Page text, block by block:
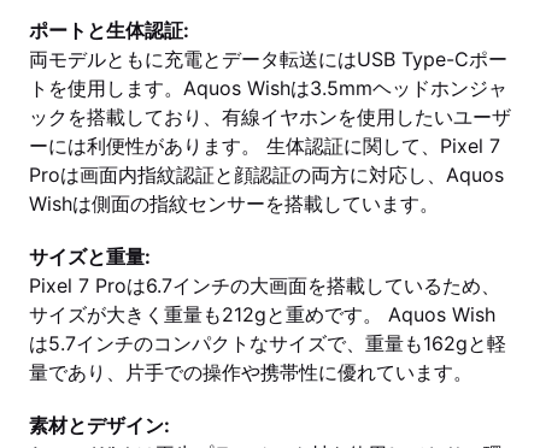
ポートと生体認証:
両モデルともに充電とデータ転送にはUSB Type-Cポー
トを使用します。Aquos Wishは3.5mmヘッドホンジャ
ックを搭載しており、有線イヤホンを使用したいユーザ
ーには利便性があります。 生体認証に関して、Pixel 7
Proは画面内指紋認証と顔認証の両方に対応し、Aquos
Wishは側面の指紋センサーを搭載しています。
サイズと重量:
Pixel 7 Proは6.7インチの大画面を搭載しているため、
サイズが大きく重量も212gと重めです。 Aquos Wish
は5.7インチのコンパクトなサイズで、重量も162gと軽
量であり、片手での操作や携帯性に優れています。
素材とデザイン: